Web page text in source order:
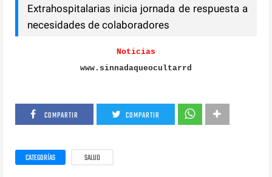
Extrahospitalarias inicia jornada de respuesta a
necesidades de colaboradores
Noticias
www.sinnadaqueocultarrd
COMPARTIR COMPARTIR
CATEGORÍAS SALUD